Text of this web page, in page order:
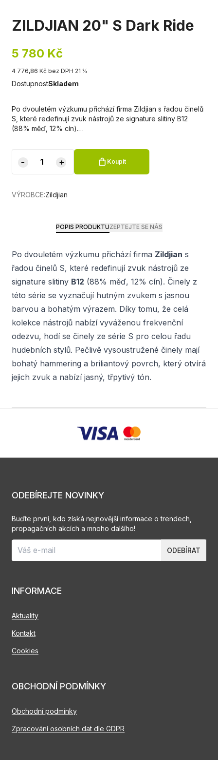
ZILDJIAN 20" S Dark Ride
5 780 Kč
4 776,86 Kč bez DPH 21 %
DostupnostSkladem
Po dvouletém výzkumu přichází firma Zildjian s řadou činelů
S, které redefinují zvuk nástrojů ze signature slitiny B12
(88% měď, 12% cín).…
- + Koupit
VÝROBCE:Zildjian
POPIS PRODUKTUZEPTEJTE SE NÁS
Po dvouletém výzkumu přichází firma Zildjian s
řadou činelů S, které redefinují zvuk nástrojů ze
signature slitiny B12 (88% měď, 12% cín). Činely z
této série se vyznačují hutným zvukem s jasnou
barvou a bohatým výrazem. Díky tomu, že celá
kolekce nástrojů nabízí vyváženou frekvenční
odezvu, hodí se činely ze série S pro celou řadu
hudebních stylů. Pečlivě vysoustružené činely mají
bohatý hammering a briliantový povrch, který otvírá
jejich zvuk a nabízí jasný, třpytivý tón.
INFORMACE
Aktuality
Kontakt
Cookies
OBCHODNÍ PODMÍNKY
Obchodní podmínky
Zpracování osobních dat dle GDPR
ODEBÍREJTE NOVINKY
Buďte první, kdo získá nejnovější informace o trendech,
propagačních akcích a mnoho dalšího!
ODEBÍRAT